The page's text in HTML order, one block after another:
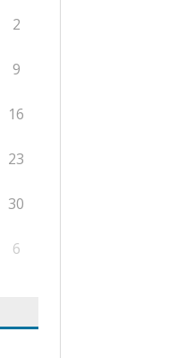
2
9
16
23
30
6